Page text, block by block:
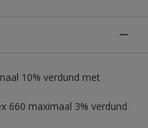
10% verdund met
660 maximaal 3% verdund